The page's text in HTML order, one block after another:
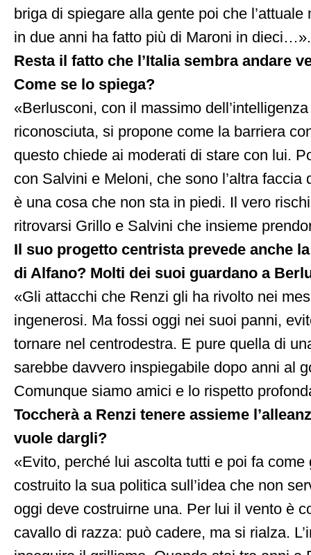
briga di spiegare alla gente poi che l’attuale
in due anni ha fatto più di Maroni in dieci…».
Resta il fatto che l’Italia sembra andare
Come se lo spiega?
«Berlusconi, con il massimo
riconosciuta, si propone come la barriera
questo chiede ai moderati di stare con lui.
con Salvini e Meloni, che sono l’altra faccia
è una cosa che non sta in piedi. Il vero
ritrovarsi Grillo e Salvini che insieme
Il suo progetto centrista prevede anche
di Alfano? Molti dei suoi guardano a
«Gli attacchi che Renzi gli ha rivolto nei
ingenerosi. Ma fossi oggi nei suoi panni,
tornare nel centrodestra. E pure quella di
sarebbe davvero inspiegabile dopo anni al
Comunque siamo amici e lo rispetto
Toccherà a Renzi tenere assieme
vuole dargli?
«Evito, perché lui ascolta tutti e poi fa
costruito la sua politica sull’idea che non
oggi deve costruirne una. Per lui il vento è
cavallo di razza: può cadere, ma si rialza.